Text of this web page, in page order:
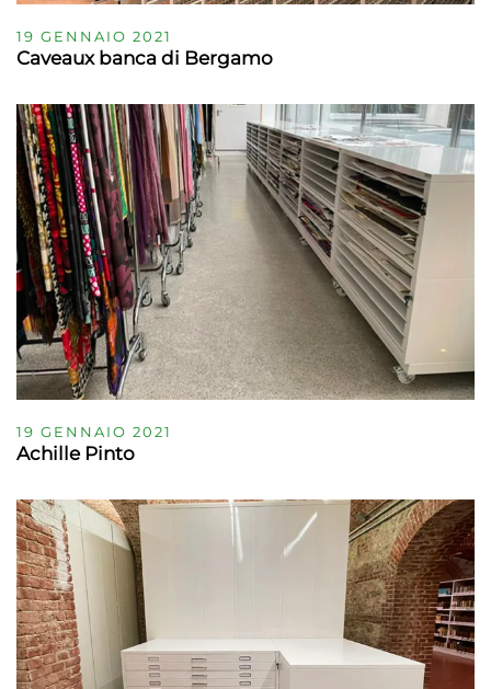
19 GENNAIO 2021
Caveaux banca di Bergamo
19 GENNAIO 2021
Achille Pinto